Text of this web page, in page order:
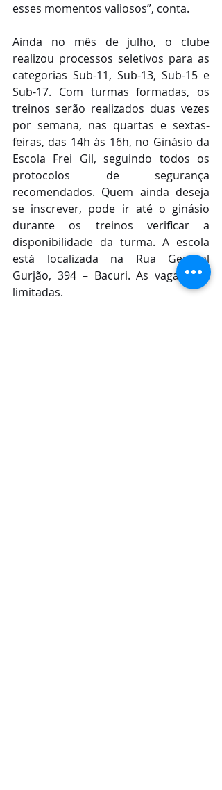
esses momentos valiosos”, conta.
Ainda no mês de julho, o clube
realizou processos seletivos para as
categorias Sub-11, Sub-13, Sub-15 e
Sub-17. Com turmas formadas, os
treinos serão realizados duas vezes
por semana, nas quartas e sextas-
feiras, das 14h às 16h, no Ginásio da
Escola Frei Gil, seguindo todos os
protocolos de segurança
recomendados. Quem ainda deseja
se inscrever, pode ir até o ginásio
durante os treinos verificar a
disponibilidade da turma. A escola
está localizada na Rua General
Gurjão, 394 – Bacuri. As vagas são
limitadas.